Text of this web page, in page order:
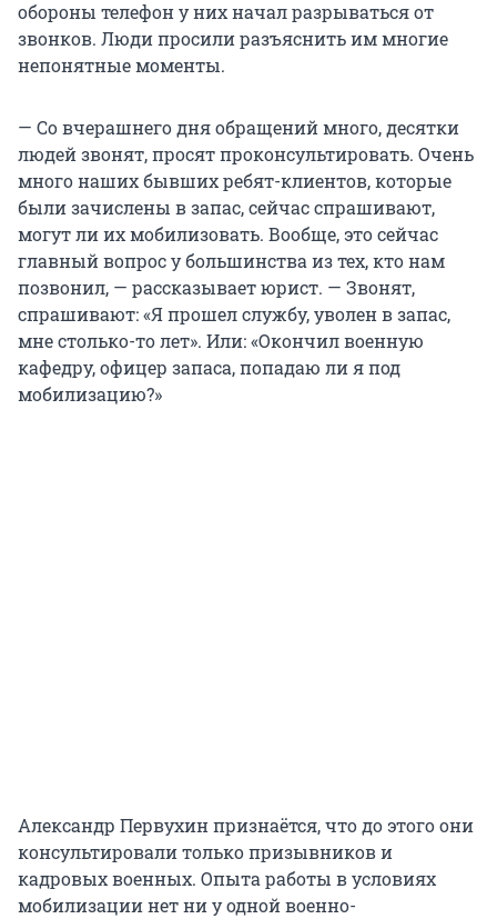
обороны телефон у них начал разрываться от
звонков. Люди просили разъяснить им многие
непонятные моменты.
— Со вчерашнего дня обращений много, десятки
людей звонят, просят проконсультировать. Очень
много наших бывших ребят-клиентов, которые
были зачислены в запас, сейчас спрашивают,
могут ли их мобилизовать. Вообще, это сейчас
главный вопрос у большинства из тех, кто нам
позвонил, — рассказывает юрист. — Звонят,
спрашивают: «Я прошел службу, уволен в запас,
мне столько-то лет». Или: «Окончил военную
кафедру, офицер запаса, попадаю ли я под
мобилизацию?»
Александр Первухин признаётся, что до этого они
консультировали только призывников и
кадровых военных. Опыта работы в условиях
мобилизации нет ни у одной военно-